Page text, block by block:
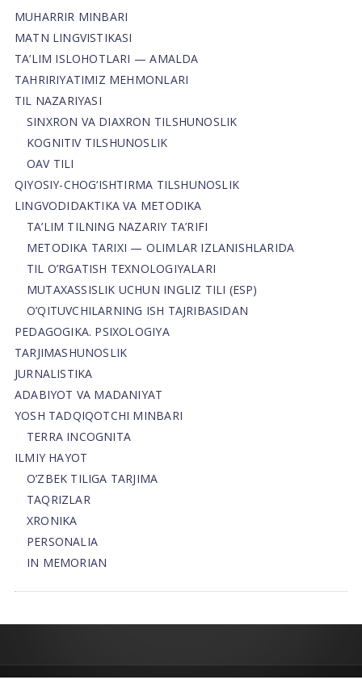
MUHARRIR MINBARI
MATN LINGVISTIKASI
TA’LIM ISLOHOTLARI — AMALDA
TAHRIRIYATIMIZ MEHMONLARI
TIL NAZARIYASI
SINXRON VA DIAXRON TILSHUNOSLIK
KOGNITIV TILSHUNOSLIK
OAV TILI
QIYOSIY-CHOG‘ISHTIRMA TILSHUNOSLIK
LINGVODIDAKTIKA VA METODIKA
TA’LIM TILNING NAZARIY TA’RIFI
METODIKA TARIXI — OLIMLAR IZLANISHLARIDA
TIL O’RGATISH TEXNOLOGIYALARI
MUTAXASSISLIK UCHUN INGLIZ TILI (ESP)
O’QITUVCHILARNING ISH TAJRIBASIDAN
PEDAGOGIKA. PSIXOLOGIYA
TARJIMASHUNOSLIK
JURNALISTIKA
ADABIYOT VA MADANIYAT
YOSH TADQIQOTCHI MINBARI
TERRA INCOGNITA
ILMIY HAYOT
O’ZBEK TILIGA TARJIMA
TAQRIZLAR
XRONIKA
PERSONALIA
IN MEMORIAN